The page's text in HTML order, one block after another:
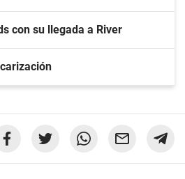
con su llegada a River